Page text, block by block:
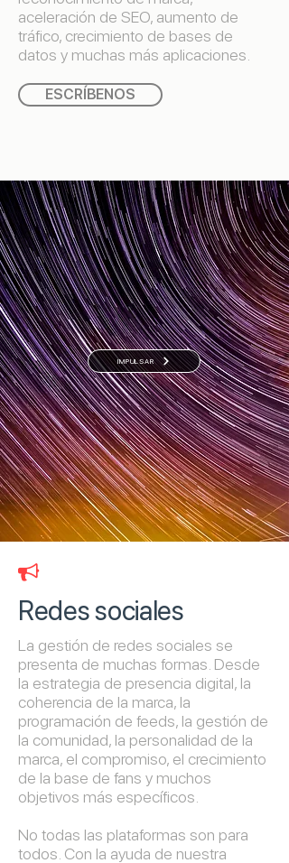
aceleración de SEO, aumento de
tráfico, crecimiento de bases de
datos y muchas más aplicaciones.
ESCRÍBENOS
IMPULSAR

Redes sociales
La gestión de redes sociales se
presenta de muchas formas. Desde
la estrategia de presencia digital, la
coherencia de la marca, la
programación de feeds, la gestión de
la comunidad, la personalidad de la
marca, el compromiso, el crecimiento
de la base de fans y muchos
objetivos más específicos.
No todas las plataformas son para
todos. Con la ayuda de nuestra